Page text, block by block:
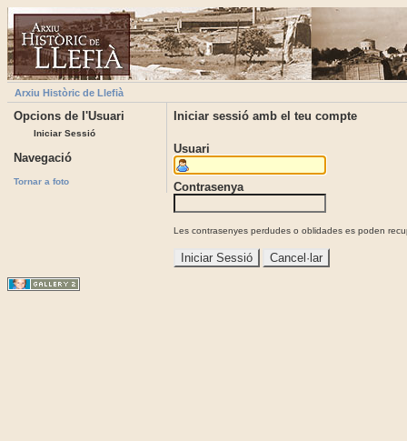
Arxiu Històric de Llefià
Opcions de l'Usuari
Iniciar Sessió
Navegació
Tornar a foto
Iniciar sessió amb el teu compte
Usuari
Contrasenya
Les contrasenyes perdudes o oblidades es poden